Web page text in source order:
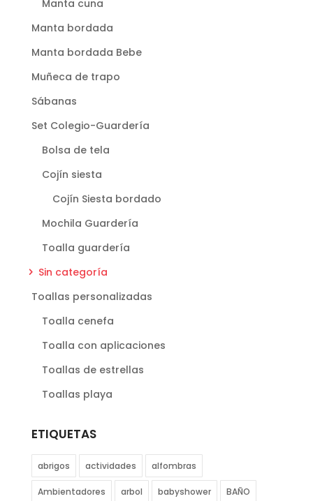
Manta cuna
Manta bordada
Manta bordada Bebe
Muñeca de trapo
Sábanas
Set Colegio-Guardería
Bolsa de tela
Cojín siesta
Cojín Siesta bordado
Mochila Guardería
Toalla guardería
Sin categoría
Toallas personalizadas
Toalla cenefa
Toalla con aplicaciones
Toallas de estrellas
Toallas playa
ETIQUETAS
abrigos actividades alfombras
Ambientadores arbol babyshower BAÑO